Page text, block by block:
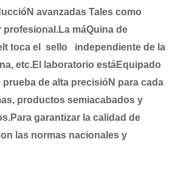
avanzadas Tales como
profesional .La máQuina de
toca el sello
independiente de la
etc.El laboratorio estáEquipado
de alta precisióN para cada
productos semiacabados y
garantizar la calidad de
las normas nacionales y